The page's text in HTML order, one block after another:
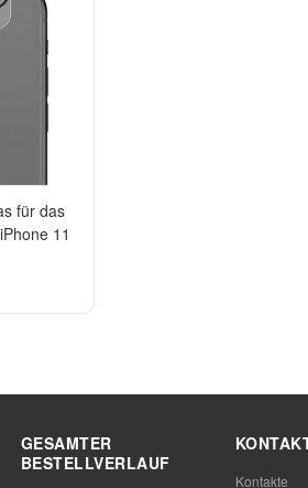
für das
11
GESAMTER
BESTELLVERLAUF
Kontakte